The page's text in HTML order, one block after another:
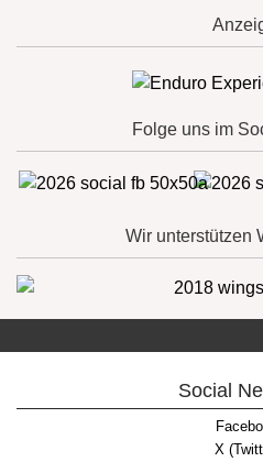
Folge uns im
Wir unterstützen
Social
X